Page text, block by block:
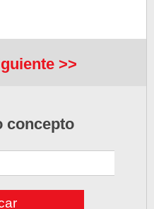
>>
concepto